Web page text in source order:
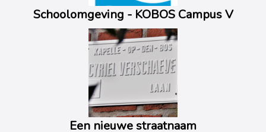
Schoolomgeving - KOBOS Campus V
Een nieuwe straatnaam